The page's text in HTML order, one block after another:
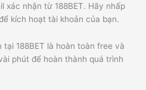
xác nhận từ 188BET. Hãy nhấp
kích hoạt tài khoản của bạn.
188BET là hoàn toàn free và
phút để hoàn thành quá trình